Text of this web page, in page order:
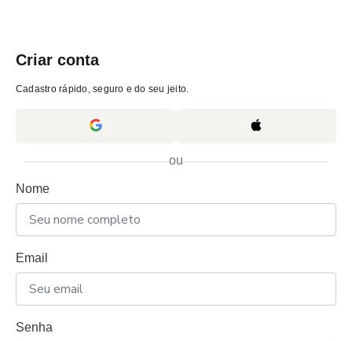
Criar conta
Cadastro rápido, seguro e do seu jeito.
ou
Nome
Email
Senha